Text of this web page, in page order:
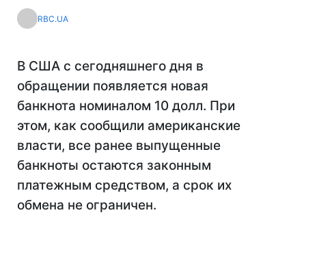
RBC.UA
В США с сегодняшнего дня в
обращении появляется новая
банкнота номиналом 10 долл. При
этом, как сообщили американские
власти, все ранее выпущенные
банкноты остаются законным
платежным средством, а срок их
обмена не ограничен.